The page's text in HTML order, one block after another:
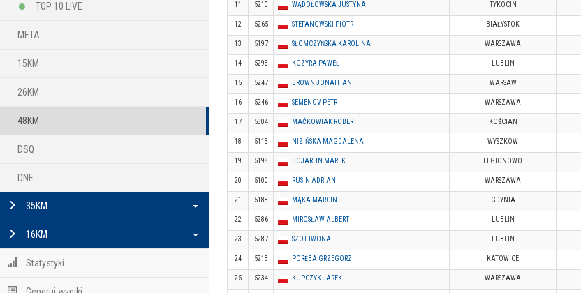
TOP 10 LIVE
META
15KM
26KM
48KM
DSQ
DNF
35KM
16KM
Statystyki
11 5210 WĄDOŁOWSKA JUSTYNA TYKOCIN
12 5265 STEFANOWSKI PIOTR BIAŁYSTOK
13 5197 SŁOMCZYŃSKA KAROLINA WARSZAWA
14 5293 KOZYRA PAWEŁ LUBLIN
15 5247 BROWN JONATHAN WARSAW
16 5246 SEMENOV PETR WARSZAWA
17 5304 MAĆKOWIAK ROBERT KOŚCIAN
18 5113 NIZIŃSKA MAGDALENA WYSZKÓW
19 5198 BOJARUN MAREK LEGIONOWO
20 5100 RUSIN ADRIAN WARSZAWA
21 5183 MĄKA MARCIN GDYNIA
22 5286 MIROSŁAW ALBERT LUBLIN
23 5287 SZOT IWONA LUBLIN
24 5213 PORĘBA GRZEGORZ KATOWICE
25 5234 KUPCZYK JAREK WARSZAWA